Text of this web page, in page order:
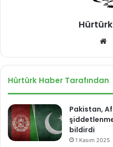
Hürtürk Haber Tarafından
Pakistan,
bildirdi
1 Kasım 2025